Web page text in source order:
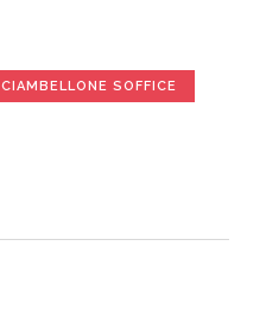
CIAMBELLONE SOFFICE